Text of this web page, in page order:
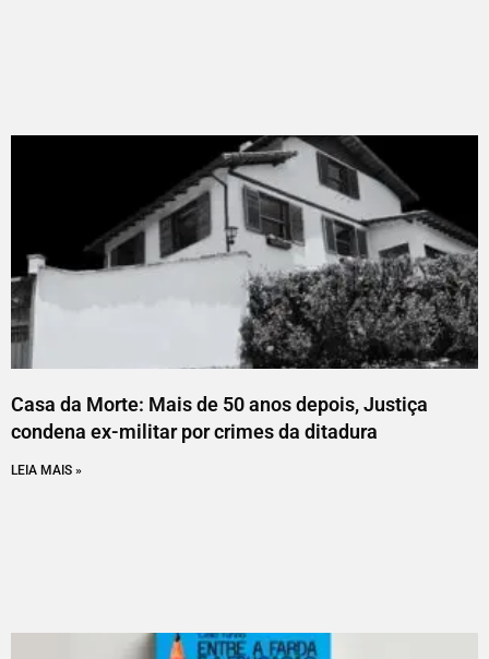
Casa da Morte: Mais de 50 anos depois, Justiça
condena ex-militar por crimes da ditadura
LEIA MAIS »